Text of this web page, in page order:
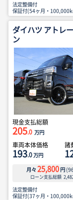
法定整備付
保証付(54ヶ月・
ダイハツ アトレ
ン
現金支払総額
205.0 万円
車両本体価格
193.0万円
諸
月々 25,800 円 (
ローン支払総額
法定整備付
保証付(37ヶ月・